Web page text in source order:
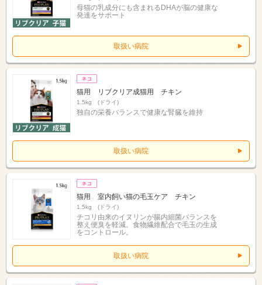
母猫の乳成分にも含まれるDHAが脳の健康な
発達をサポート
取扱い病院
猫用 リブクリア成猫用 チキン
1.5kg (ドライ)
独自の栄養バランスで健康な腎臓を維持
取扱い病院
猫用 室内飼い猫の毛玉ケア チキン
1.5kg (ドライ)
チコリ由来のイヌリンが腸内細菌バランスを
整え便臭を軽減。食物繊維配合で毛玉の生成
をコントロール。
取扱い病院